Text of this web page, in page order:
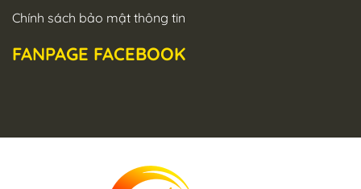
Chính sách bảo mật thông tin
FANPAGE FACEBOOK